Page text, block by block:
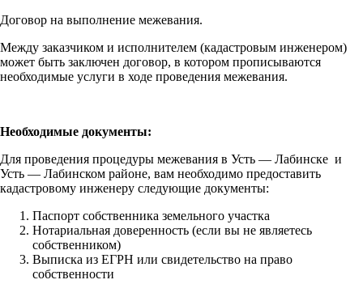
Договор на выполнение межевания.
Между заказчиком и исполнителем (кадастровым инженером)
может быть заключен договор, в котором прописываются
необходимые услуги в ходе проведения межевания.
Необходимые документы:
Для проведения процедуры межевания в Усть — Лабинске и
Усть — Лабинском районе, вам необходимо предоставить
кадастровому инженеру следующие документы:
Паспорт собственника земельного участка
Нотариальная доверенность (если вы не являетесь
собственником)
Выписка из ЕГРН или свидетельство на право
собственности